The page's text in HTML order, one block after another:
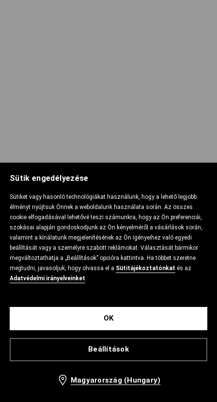
Sütik engedélyezése
Sütiket vagy hasonló technológiákat használunk, hogy a lehető legjobb
élményt nyújtsuk Önnek a weboldalunk használata során. Az összes
cookie elfogadásával lehetővé teszi számunkra, hogy az Ön preferenciái,
szokásai alapján gondoskodjunk az Ön kényelméről a vásárlások során,
valamint a kínálatunk megjelenítésének az Ön igényeihez való egyedi
beállítását vagy a személyre szabott reklámokat. Választását bármikor
megváltoztathatja a „Beállítások” opcióra kattintva. Ha többet szeretne
megtudni, javasoljuk, hogy olvassa el a Sütitájékoztatónkat és az
Adatvédelmi irányelveinket.
Beállítások
OK
Magyarország (Hungary)